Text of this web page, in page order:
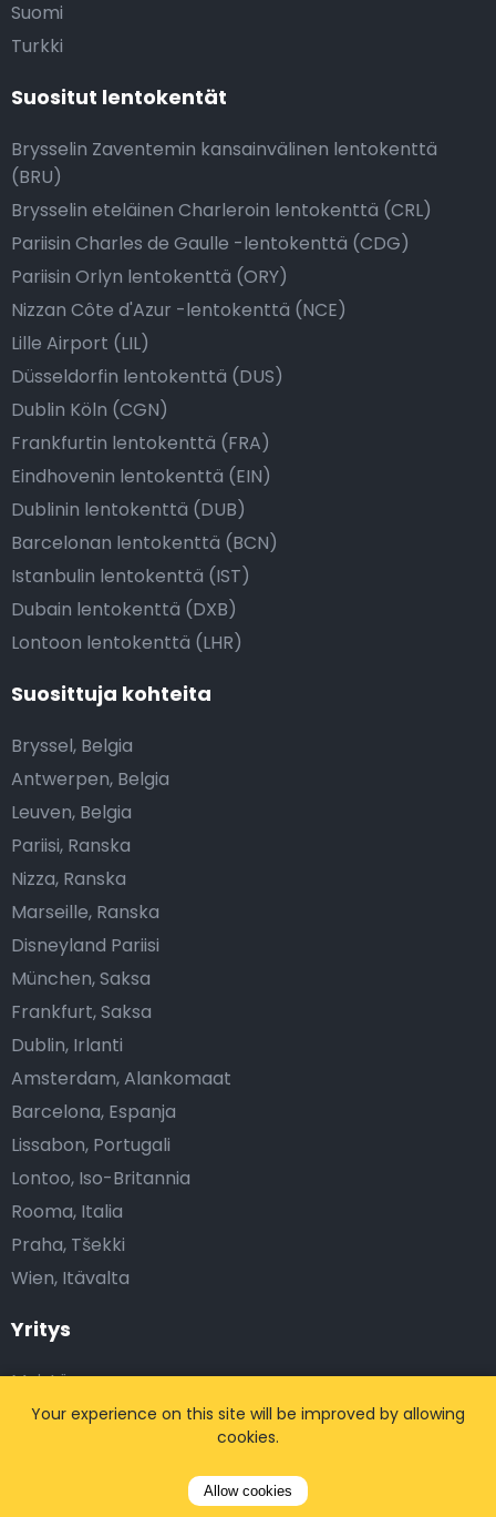
Yritys
Meistä
Blogi
Suomi
Turkki
Suositut lentokentät
Brysselin Zaventemin kansainvälinen lentokenttä
(BRU)
Brysselin eteläinen Charleroin lentokenttä (CRL)
Pariisin Charles de Gaulle -lentokenttä (CDG)
Pariisin Orlyn lentokenttä (ORY)
Nizzan Côte d'Azur -lentokenttä (NCE)
Lille Airport (LIL)
Düsseldorfin lentokenttä (DUS)
Dublin Köln (CGN)
Frankfurtin lentokenttä (FRA)
Eindhovenin lentokenttä (EIN)
Dublinin lentokenttä (DUB)
Barcelonan lentokenttä (BCN)
Istanbulin lentokenttä (IST)
Dubain lentokenttä (DXB)
Lontoon lentokenttä (LHR)
Suosittuja kohteita
Bryssel, Belgia
Antwerpen, Belgia
Leuven, Belgia
Pariisi, Ranska
Nizza, Ranska
Marseille, Ranska
Disneyland Pariisi
München, Saksa
Frankfurt, Saksa
Dublin, Irlanti
Amsterdam, Alankomaat
Barcelona, Espanja
Lissabon, Portugali
Lontoo, Iso-Britannia
Rooma, Italia
Praha, Tšekki
Wien, Itävalta
Your experience on this site will be improved by allowing
cookies.
Allow cookies